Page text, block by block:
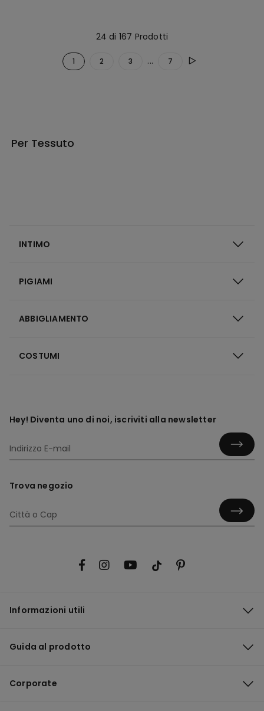
24 di 167 Prodotti
1 2 3 ... 7
Per Tessuto
INTIMO
PIGIAMI
ABBIGLIAMENTO
COSTUMI
Hey! Diventa uno di noi, iscriviti alla newsletter
Trova negozio
Informazioni utili
Guida al prodotto
Corporate